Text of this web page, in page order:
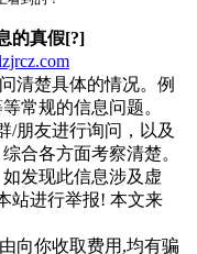
的真假[?]
清楚具体的情况。例
常规的信息问题。
/朋友进行询问，以及
合各方面考察清楚。
发现此信息涉及虚
站进行举报! 本文来
向你收取费用,均有骗